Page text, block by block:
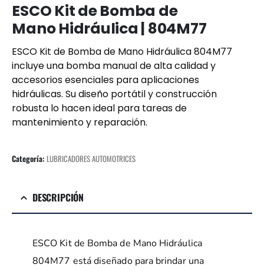
ESCO Kit de Bomba de
Mano Hidráulica | 804M77
ESCO Kit de Bomba de Mano Hidráulica 804M77
incluye una bomba manual de alta calidad y
accesorios esenciales para aplicaciones
hidráulicas. Su diseño portátil y construcción
robusta lo hacen ideal para tareas de
mantenimiento y reparación.
Categoría:LUBRICADORES AUTOMOTRICES
DESCRIPCIÓN
ESCO Kit de Bomba de Mano Hidráulica
804M77 está diseñado para brindar una